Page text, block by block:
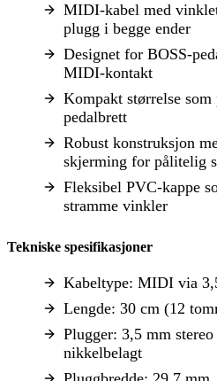
MIDI-kabel med
plugg i begge ender
Designet for BOSS-
MIDI-kontakt
Kompakt størrelse som
pedalbrett
Robust konstruksjon
skjerming for pålitelig
Fleksibel PVC-kappe
stramme vinkler
Tekniske spesifikasjoner
Kabeltype: MIDI via
Lengde: 30 cm (12
Plugger: 3,5 mm
nikkelbelagt